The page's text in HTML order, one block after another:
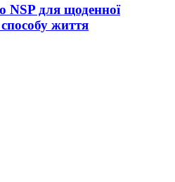
NSP для щоденної
життя